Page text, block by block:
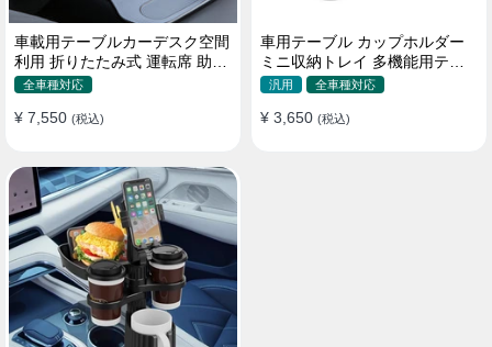
車載用テーブルカーデスク空間
利用 折りたたみ式 運転席 助手
席 多機能 滑り止め 安定
全車種対応
¥ 7,550 (税込)
車用テーブル カップホルダー
ミニ収納トレイ 多機能用テー
ブル 食事 物置き用 高品質
汎用 全車種対応
¥ 3,650 (税込)